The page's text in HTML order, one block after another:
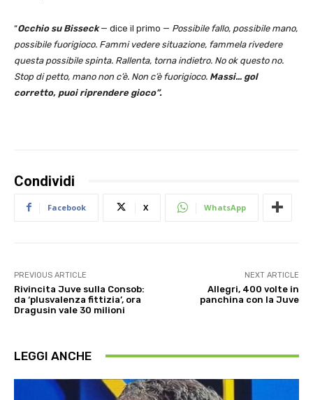
“Occhio su Bisseck— dice il primo — Possibile fallo, possibile mano,
possibile fuorigioco. Fammi vedere situazione, fammela rivedere
questa possibile spinta. Rallenta, torna indietro. No ok questo no.
Stop di petto, mano non c’è. Non c’è fuorigioco. Massi… gol
corretto, puoi riprendere gioco”.
Condividi
Facebook X WhatsApp
PREVIOUS ARTICLE
Rivincita Juve sulla Consob:
da ‘plusvalenza fittizia’, ora
Dragusin vale 30 milioni
NEXT ARTICLE
Allegri, 400 volte in
panchina con la Juve
LEGGI ANCHE